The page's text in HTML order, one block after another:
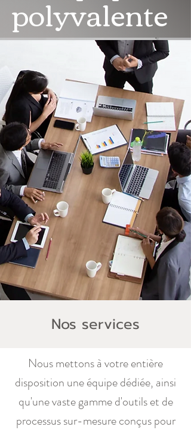
polyvalente
Nos services
Nous mettons à votre entière
disposition une équipe dédiée, ainsi
qu'une vaste gamme d'outils et de
processus sur-mesure conçus pour